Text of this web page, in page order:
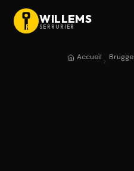
WILLEMS
SERRURIER
Accueil Brugge